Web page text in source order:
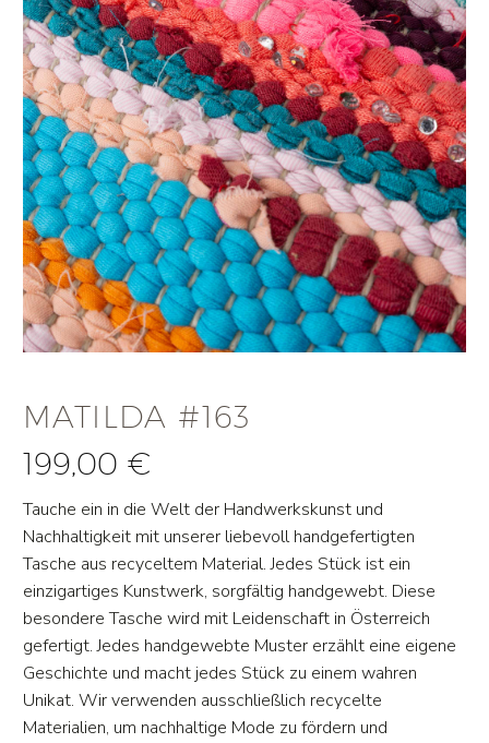
MATILDA #163
199,00 €
Tauche ein in die Welt der Handwerkskunst und
Nachhaltigkeit mit unserer liebevoll handgefertigten
Tasche aus recyceltem Material. Jedes Stück ist ein
einzigartiges Kunstwerk, sorgfältig handgewebt. Diese
besondere Tasche wird mit Leidenschaft in Österreich
gefertigt. Jedes handgewebte Muster erzählt eine eigene
Geschichte und macht jedes Stück zu einem wahren
Unikat. Wir verwenden ausschließlich recycelte
Materialien, um nachhaltige Mode zu fördern und